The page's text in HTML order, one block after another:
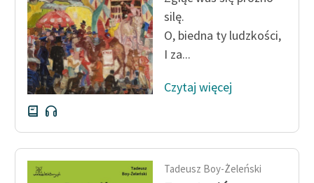
silę.
O, biedna ty ludzkości,
I za...
Czytaj więcej
Tadeusz Boy-Żeleński